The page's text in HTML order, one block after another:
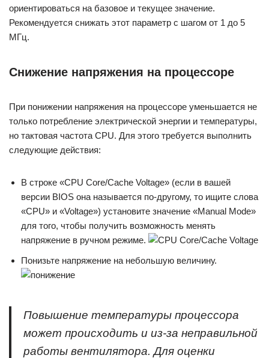
ориентироваться на базовое и текущее значение.
Рекомендуется снижать этот параметр с шагом от 1 до 5
МГц.
Снижение напряжения на процессоре
При понижении напряжения на процессоре уменьшается не
только потребление электрической энергии и температуры,
но тактовая частота CPU. Для этого требуется выполнить
следующие действия:
В строке «CPU Core/Cache Voltage» (если в вашей
версии BIOS она называется по-другому, то ищите слова
«CPU» и «Voltage») установите значение «Manual Mode»
для того, чтобы получить возможность менять
напряжение в ручном режиме.
Понизьте напряжение на небольшую величину.
Повышение температуры процессора
может происходить и из-за неправильной
работы вентилятора. Для оценки